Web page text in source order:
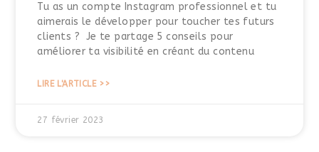
Tu as un compte Instagram professionnel et tu
aimerais le développer pour toucher tes futurs
clients ? Je te partage 5 conseils pour
améliorer ta visibilité en créant du contenu
LIRE L'ARTICLE >>
27 février 2023